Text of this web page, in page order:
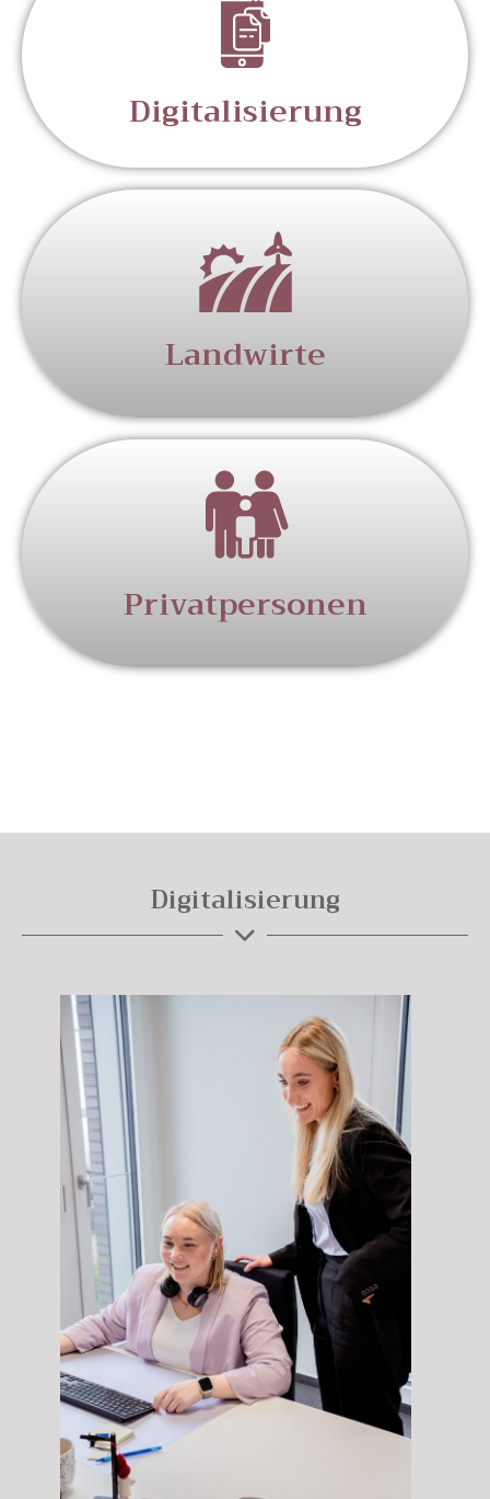
Digitalisierung
Landwirte
Privatpersonen
Digitalisierung